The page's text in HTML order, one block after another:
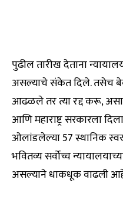
पुढील तारीख देताना
असल्याचे संकेत दिले. तसेच
आढळले तर त्या रद्द करू,
आणि महाराष्ट्र सरकारला
ओलांडलेल्या 57 स्थानिक
भवितव्य सर्वोच्च
असल्याने धाकधूक वाढली